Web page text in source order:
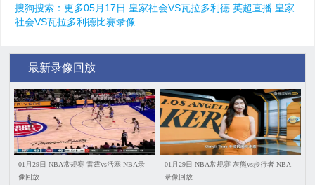
搜狗搜索：更多05月17日 皇家社会VS瓦拉多利德 英超直播 皇家
社会VS瓦拉多利德比赛录像
最新录像回放
01月29日 NBA常规赛 雷霆vs活塞 NBA录
像回放
01月29日 NBA常规赛 灰熊vs步行者 NBA
录像回放